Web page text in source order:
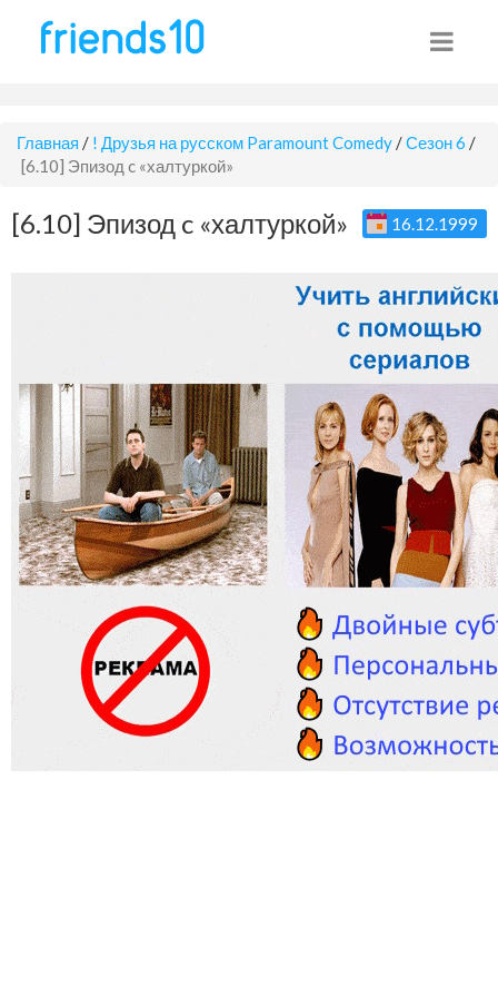
Главная / ! Друзья на русском Paramount Comedy /Сезон 6 /
[6.10] Эпизод c «халтуркой»
[6.10] Эпизод c «халтуркой» 16.12.1999